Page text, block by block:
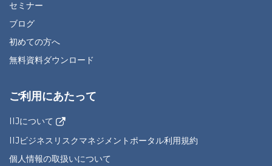
セミナー
ブログ
初めての方へ
無料資料ダウンロード
ご利用にあたって
IIJについて
IIJビジネスリスクマネジメントポータル利用規約
個人情報の取扱いについて